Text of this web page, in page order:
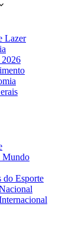
Lazer
2026
Mundo
do Esporte